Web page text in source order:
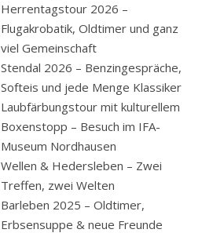
Herrentagstour 2026 –
Flugakrobatik, Oldtimer und ganz
viel Gemeinschaft
Stendal 2026 – Benzingespräche,
Softeis und jede Menge Klassiker
Laubfärbungstour mit kulturellem
Boxenstopp – Besuch im IFA-
Museum Nordhausen
Wellen & Hedersleben – Zwei
Treffen, zwei Welten
Barleben 2025 – Oldtimer,
Erbsensuppe & neue Freunde